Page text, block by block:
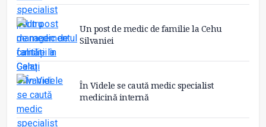
Un post de medic de familie la Cehu
Silvaniei
În Videle se caută medic specialist
medicină internă